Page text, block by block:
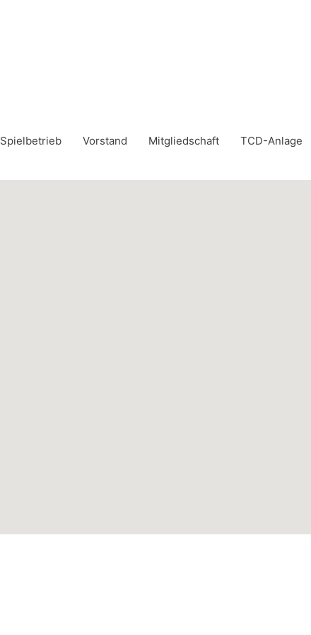
Spielbetrieb Vorstand Mitgliedschaft TCD-Anlage